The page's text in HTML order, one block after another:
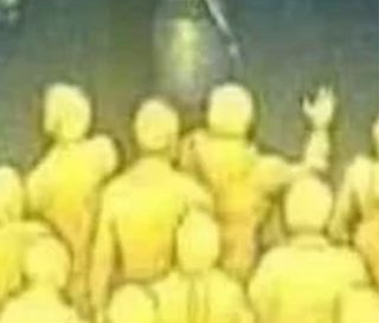
vroeg ik me af? Iemand die voor de
gaat, no matter what? Zo iemand kiest geen